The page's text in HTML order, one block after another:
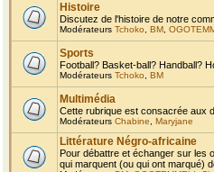
Histoire
Discutez de l'histoire de notre
Modérateurs Tchoko BM
Sports
Football? Basket-ball? Handball?
Modérateurs Tchoko BM
Multimédia
Cette rubrique est consacrée aux
Modérateurs Chabine Maryjane
Littérature Négro-africaine
Pour débattre et échanger sur les
qui marquent (ou qui ont marqué)